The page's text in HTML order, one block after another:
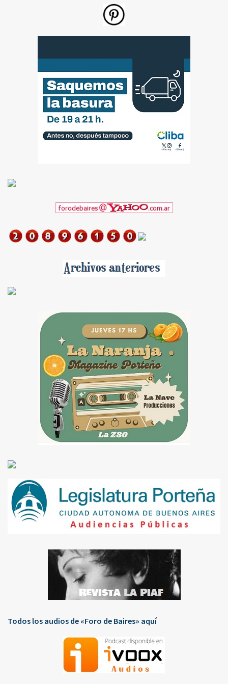
Todos los audios de «Foro de Baires» aquí